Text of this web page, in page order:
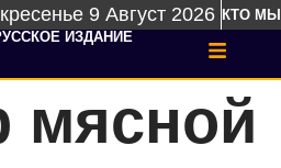
9 Август 2026 КТО МЫ
ИЗДАНИЕ
мясной